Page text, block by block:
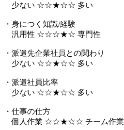
少ない ☆☆★☆☆ 多い
・身につく知識/経験
汎用性 ☆☆☆★☆ 専門性
・派遣先企業社員との関わり
少ない ☆☆★☆☆ 多い
・派遣社員比率
少ない ☆☆★☆☆ 多い
・仕事の仕方
個人作業 ☆☆★☆☆ チーム作業